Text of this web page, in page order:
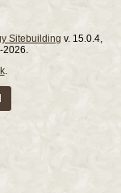
Sitebuilding v. 15.0.4,
2026.
.